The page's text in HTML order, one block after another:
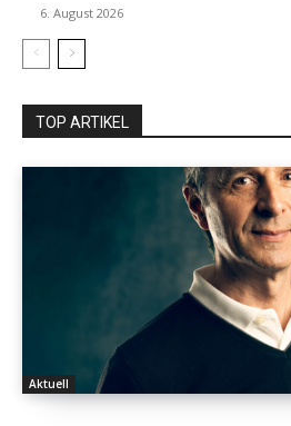
6. August 2026
TOP ARTIKEL
Aktuell